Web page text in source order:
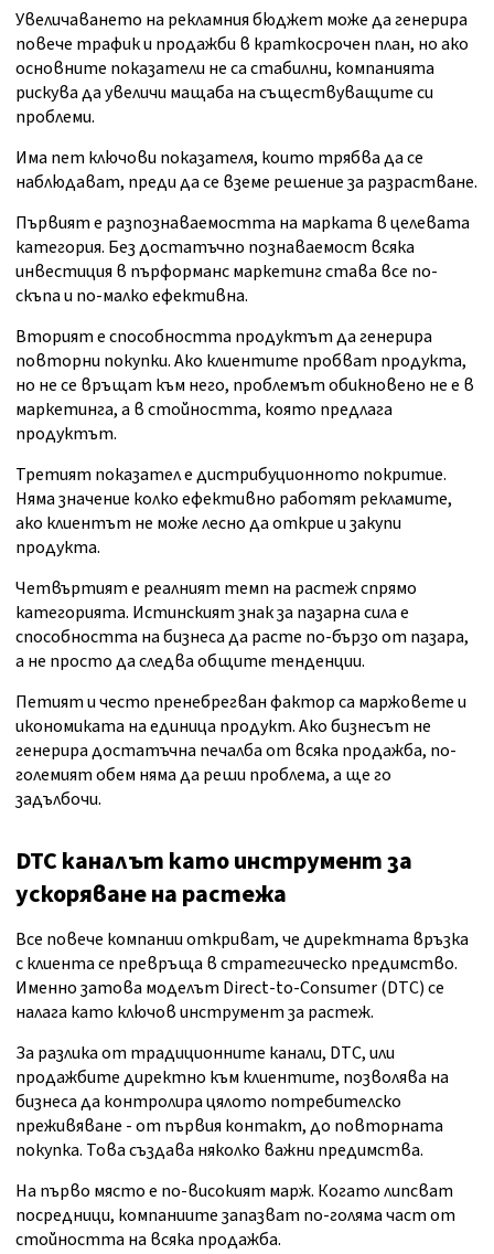
Увеличаването на рекламния бюджет може да генерира
повече трафик и продажби в краткосрочен план, но ако
основните показатели не са стабилни, компанията
рискува да увеличи мащаба на съществуващите си
проблеми.
Има пет ключови показателя, които трябва да се
наблюдават, преди да се вземе решение за разрастване.
Първият е разпознаваемостта на марката в целевата
категория. Без достатъчно познаваемост всяка
инвестиция в пърформанс маркетинг става все по-
скъпа и по-малко ефективна.
Вторият е способността продуктът да генерира
повторни покупки. Ако клиентите пробват продукта,
но не се връщат към него, проблемът обикновено не е в
маркетинга, а в стойността, която предлага
продуктът.
Третият показател е дистрибуционното покритие.
Няма значение колко ефективно работят рекламите,
ако клиентът не може лесно да открие и закупи
продукта.
Четвъртият е реалният темп на растеж спрямо
категорията. Истинският знак за пазарна сила е
способността на бизнеса да расте по-бързо от пазара,
а не просто да следва общите тенденции.
Петият и често пренебрегван фактор са маржовете и
икономиката на единица продукт. Ако бизнесът не
генерира достатъчна печалба от всяка продажба, по-
големият обем няма да реши проблема, а ще го
задълбочи.
DTC каналът като инструмент за
ускоряване на растежа
Все повече компании откриват, че директната връзка
с клиента се превръща в стратегическо предимство.
Именно затова моделът Direct-to-Consumer (DTC) се
налага като ключов инструмент за растеж.
За разлика от традиционните канали, DTC, или
продажбите директно към клиентите, позволява на
бизнеса да контролира цялото потребителско
преживяване - от първия контакт, до повторната
покупка. Това създава няколко важни предимства.
На първо място е по-високият марж. Когато липсват
посредници, компаниите запазват по-голяма част от
стойността на всяка продажба.